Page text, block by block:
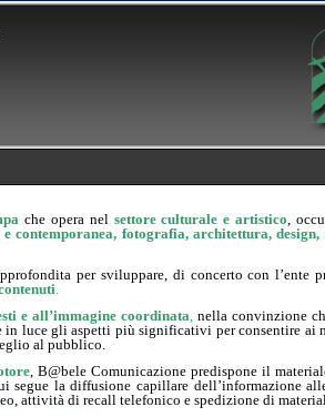
che opera nel settore culturale e artistico,
contemporanea, fotografia, architettura,
per sviluppare, di concerto con l’ente
.
e all’immagine coordinata, nella convinzione
in luce gli aspetti più significativi per consentire
al pubblico.
, B@bele Comunicazione predispone il
segue la diffusione capillare dell’informazione
attività di recall telefonico e spedizione di